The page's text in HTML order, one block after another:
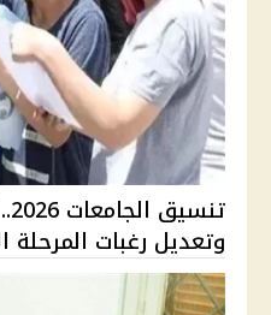
وتعديل رغبات المرحلة